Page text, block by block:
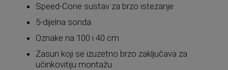
Speed-Cone sustav za brzo istezanje
5-dijelna sonda
Oznake na 100 i 40 cm
Zasun koji se izuzetno brzo zaključava za
učinkovitiju montažu